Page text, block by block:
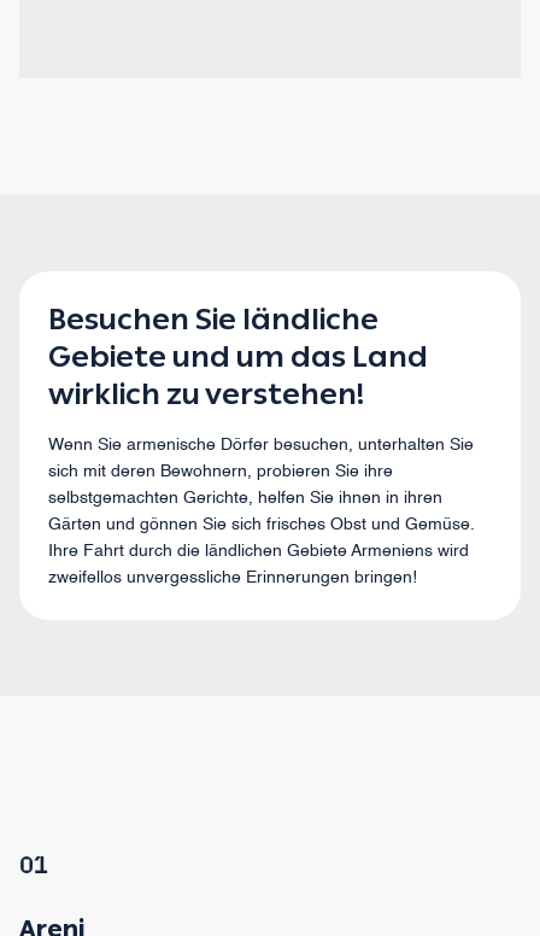
Besuchen Sie ländliche
Gebiete und um das Land
wirklich zu verstehen!
Wenn Sie armenische Dörfer besuchen, unterhalten Sie
sich mit deren Bewohnern, probieren Sie ihre
selbstgemachten Gerichte, helfen Sie ihnen in ihren
Gärten und gönnen Sie sich frisches Obst und Gemüse.
Ihre Fahrt durch die ländlichen Gebiete Armeniens wird
zweifellos unvergessliche Erinnerungen bringen!
01
Areni